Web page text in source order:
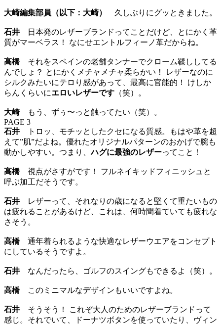
大崎編集部員（以下：大崎） 久しぶりにグッときました。
石井
日本発のレザーブランドってことだけど、とにかく革
質がマーベラス！ なにせエントルフィーノ革だからね。
高橋 それをスペインの老舗タンナーでクローム鞣ししてる
んでしょ？ とにかくメチャメチャ柔らかい！ レザーなのに
シルクみたいにテロり感があって、最高に官能的！ けしか
らんくらいにエロいレザーです （笑）。
大崎もう、ずぅ〜っと触ってたい（笑）。
PAGE 3
石井
トロッ、モチッとしたクセになる質感。もはや革を超
えて”肌”だよね。優れたオリジナルパターンのおかげで腕も
動かしやすい。つまり、ハグに最強のレザーってこと！
高橋 視点がさすがです！ フルネイキッドフィニッシュと
呼ぶ加工だそうです。
石井
レザーって、それなりの歳になると堅くて重たいもの
は疲れることがあるけど、これは、何時間着ていても疲れな
さそう。
高橋 通年着られるような快適なレザーウエアをコンセプト
にしているそうですよ。
石井 なんだったら、ゴルフのスイングもできるよ（笑）。
高橋 このミニマルなデザインもいいですよね。
石井 そうそう！ これぞ大人のためのレザーブランドって
感じ。それでいて、ドーナツボタンを使っていたり、ヴィン